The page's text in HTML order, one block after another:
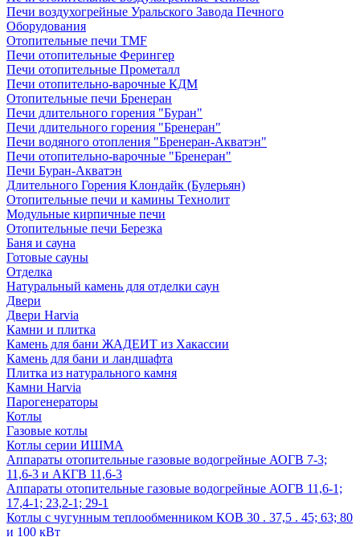
Печи воздухогрейные Уральского Завода Печного
Оборудования
Отопительные печи TMF
Печи отопительные Ферингер
Печи отопительные Прометалл
Печи отопительно-варочные КДМ
Отопительные печи Бренеран
Печи длительного горения "Буран"
Печи длительного горения "Бренеран"
Печи водяного отопления "Бренеран-Акватэн"
Печи отопительно-варочные "Бренеран"
Печи Буран-Акватэн
Длительного Горения Клондайк (Булерьян)
Отопительные печи и камины Технолит
Модульные кирпичные печи
Отопительные печи Березка
Баня и сауна
Готовые сауны
Отделка
Натуральный камень для отделки саун
Двери
Двери Harvia
Камни и плитка
Камень для бани ЖАДЕИТ из Хакассии
Камень для бани и ландшафта
Плитка из натурального камня
Камни Harvia
Парогенераторы
Котлы
Газовые котлы
Котлы серии ИШМА
Аппараты отопительные газовые водогрейные АОГВ 7-3;
11,6-3 и АКГВ 11,6-3
Аппараты отопительные газовые водогрейные АОГВ 11,6-1;
17,4-1; 23,2-1; 29-1
Котлы с чугунным теплообменником КОВ 30 . 37,5 . 45; 63; 80
и 100 кВт